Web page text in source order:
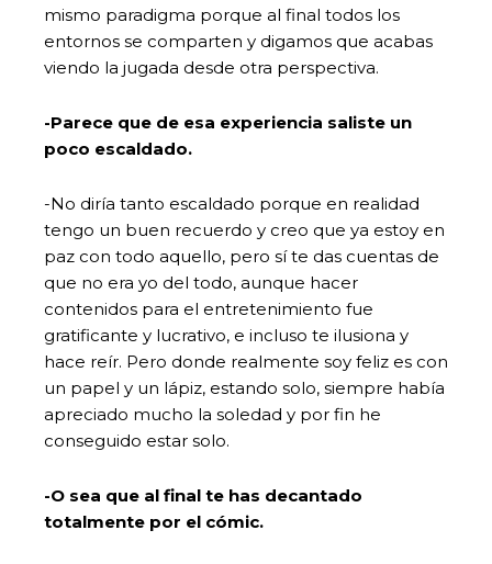
mismo paradigma porque al final todos los
entornos se comparten y digamos que acabas
viendo la jugada desde otra perspectiva.
-Parece que de esa experiencia saliste un
poco escaldado.
-No diría tanto escaldado porque en realidad
tengo un buen recuerdo y creo que ya estoy en
paz con todo aquello, pero sí te das cuentas de
que no era yo del todo, aunque hacer
contenidos para el entretenimiento fue
gratificante y lucrativo, e incluso te ilusiona y
hace reír. Pero donde realmente soy feliz es con
un papel y un lápiz, estando solo, siempre había
apreciado mucho la soledad y por fin he
conseguido estar solo.
-O sea que al final te has decantado
totalmente por el cómic.